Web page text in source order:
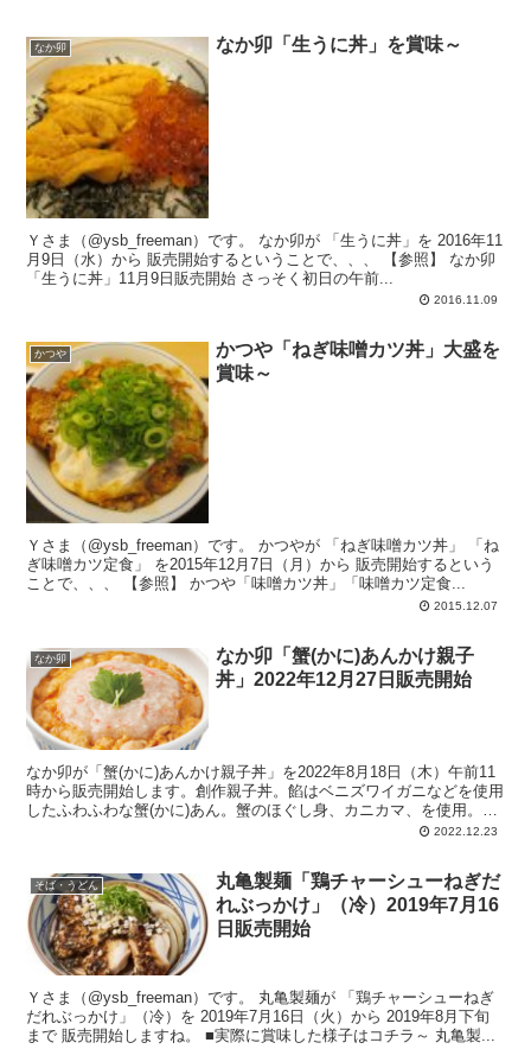
なか卯 なか卯「生うに丼」を賞味～
Ｙさま（@ysb_freeman）です。 なか卯が 「生うに丼」を 2016年11
月9日（水）から 販売開始するということで、、、 【参照】 なか卯
「生うに丼」11月9日販売開始 さっそく初日の午前...
2016.11.09
かつや
かつや「ねぎ味噌カツ丼」大盛を
賞味～
Ｙさま（@ysb_freeman）です。 かつやが 「ねぎ味噌カツ丼」 「ね
ぎ味噌カツ定食」 を2015年12月7日（月）から 販売開始するという
ことで、、、 【参照】 かつや「味噌カツ丼」「味噌カツ定食...
2015.12.07
なか卯
なか卯「蟹(かに)あんかけ親子
丼」2022年12月27日販売開始
なか卯が「蟹(かに)あんかけ親子丼」を2022年8月18日（木）午前11
時から販売開始します。創作親子丼。餡はベニズワイガニなどを使用
したふわふわな蟹(かに)あん。蟹のほぐし身、カニカマ、を使用。か
つおだしベースのあんに卵白を加えています。2023年1月下旬販売終
2022.12.23
そば・うどん
丸亀製麺「鶏チャーシューねぎだ
れぶっかけ」（冷）2019年7月16
日販売開始
Ｙさま（@ysb_freeman）です。 丸亀製麺が 「鶏チャーシューねぎ
だれぶっかけ」（冷）を 2019年7月16日（火）から 2019年8月下旬
まで 販売開始しますね。 ■実際に賞味した様子はコチラ～ 丸亀製...